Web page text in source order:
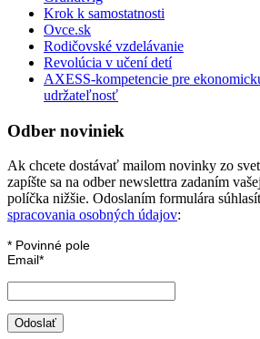
Krok k samostatnosti
Ovce.sk
Rodičovské vzdelávanie
Revolúcia v učení detí
AXESS-kompetencie pre
udržateľnosť
Odber noviniek
Ak chcete dostávať mailom novinky zo
zapíšte sa na odber newslettra zadaním
políčka nižšie. Odoslaním formulára
spracovania osobných údajov:
* Povinné pole
Email*